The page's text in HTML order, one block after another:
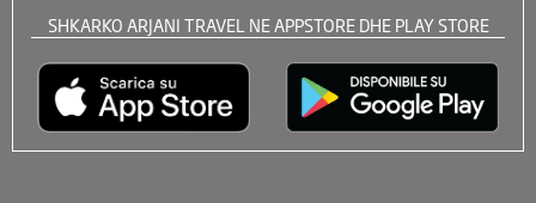
SHKARKO ARJANI TRAVEL NE APPSTORE DHE PLAY STORE